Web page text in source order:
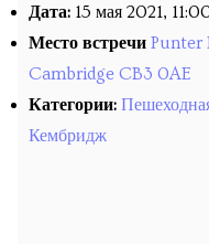
Предстоящие
Места встречи
Запланированные
Дата: 15 мая 2021,
Место встречи Punter
Cambridge CB3 0AE
Категории:
Кембридж